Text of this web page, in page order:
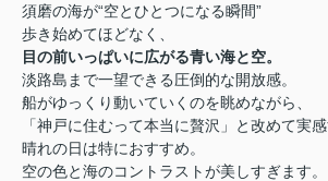
須磨の海が“空とひとつになる瞬間”
歩き始めてほどなく、
目の前いっぱいに広がる青い海と空。
淡路島まで一望できる圧倒的な開放感。
船がゆっくり動いていくのを眺めながら、
「神戸に住むって本当に贅沢」と改めて実感
晴れの日は特におすすめ。
空の色と海のコントラストが美しすぎます。